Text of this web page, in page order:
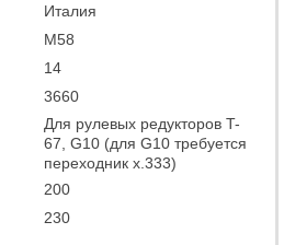
Италия
M58
14
3660
Для рулевых редукторов T-
67, G10 (для G10 требуется
переходник x.333)
200
230